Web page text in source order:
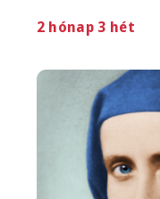
2 hónap 3 hét
Image